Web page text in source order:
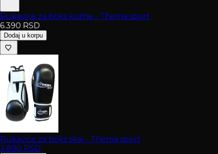
Rukavice za boks kožne - Thema sport
6.390 RSD
Dodaj u korpu
Rukavice za boks skaj - Thema sport
3.890 RSD